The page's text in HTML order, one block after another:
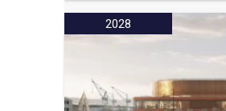
2028